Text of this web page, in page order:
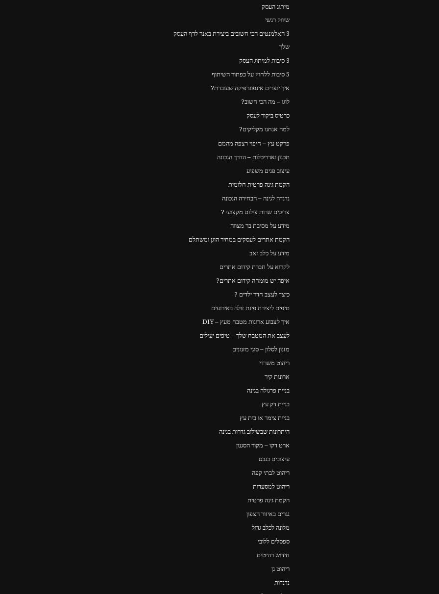
מיתוג העסק
שיווק רגשי
3 האלמנטים הכי חשובים ביצירת באנר לדף העסק
שלך
3 סיבות למיתוג העסק
5 סיבות ללחוץ על כפתור השיתוף
איך יוצרים אינפוגרפיקה שעובדת?
לוגו – מה הכי חשוב?
כרטיס ביקור לעסק
למה אנחנו מקליקים?
פרקט עץ – חיפוי רצפה מהמם
תכנון ואדריכלות – הדרך הנכונה
עיצוב פנים משפיע
הקמת גינה פרטית חלומית
נדנדה לגינה – הבחירה הנכונה
צריכים שרות צילום מקצועי ?
מידע על מסיבת בר מצווה
הקמת אתרים לעסקים במחיר הוגן ומשתלם
מידע על כלב זאב
לקרוא על חברת קידום אתרים
איפה יש מומחה קידום אתרים?
כיצד לעצב חדר ילדים ?
טיפים ליצירת פינת זולה באירועים
איך לצבוע ארונות מטבח מעץ – DIY
לעצב את המטבח שלך – טיפים יעילים
מזנון לסלון – סוגי מזנונים
ריהוט משרדי
ארונות קיר
בניית פרגולה בגינה
בניית דק עץ
בניית צימר או בית עץ
היתרונות שבשילוב גדרות בגינה
ארט דקו – מקור הסגנון
עיצובים בגבס
ריהוט לבתי קפה
ריהוט למסעדות
הקמת גינה פרטית
נגרים באיזור הצפון
מלונה לכלב גדול
ספסלים ללובי
חידוש רהיטים
ריהוט גן
נדנדות